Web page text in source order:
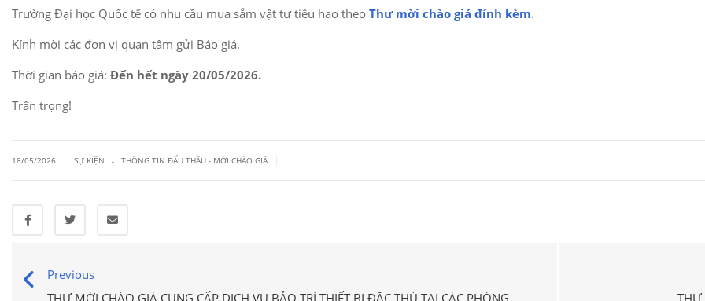
Trường Đại học Quốc tế có nhu cầu mua sắm vật tư tiêu hao theo Thư mời chào giá đính kèm.
Kính mời các đơn vị quan tâm gửi Báo giá.
Thời gian báo giá: Đến hết ngày 20/05/2026.
Trân trọng!
18/05/2026 SỰ KIỆN . THÔNG TIN ĐẤU THẦU - MỜI CHÀO GIÁ
Previous
THƯ MỜI CHÀO GIÁ CUNG CẤP DỊCH VỤ BẢO TRÌ THIẾT BỊ ĐẶC THÙ TẠI CÁC PHÒNG
THƯ